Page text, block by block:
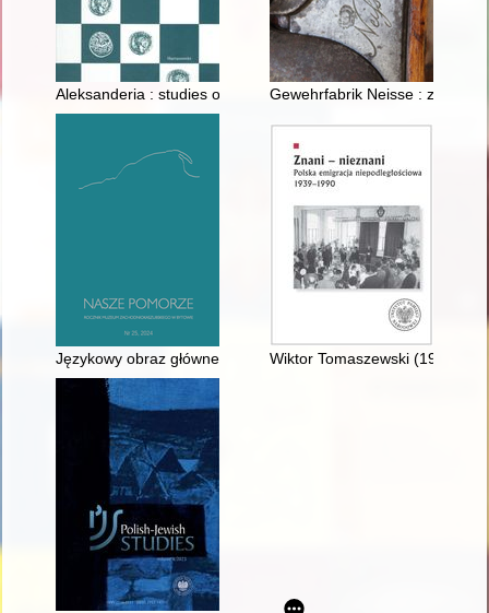
Aleksanderia : studies on items, ideas and history :
Gewehrfabrik Neisse :
Językowy obraz głównego bohatera "Gôdczi ò Januszu
Wiktor Tomaszewski (1907-